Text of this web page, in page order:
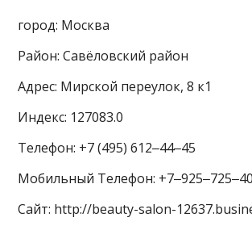
город: Москва
Район: Савёловский район
Адрес: Мирской переулок, 8 к1
Индекс: 127083.0
Телефон: +7 (495) 612‒44‒45
Мобильный Телефон:
Сайт: http://beauty-salon-